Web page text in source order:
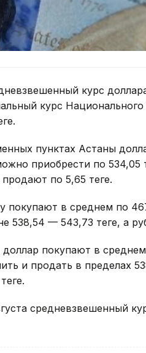
курс доллара
курс Национального
пунктах Астаны
приобрести по 534,05
по 5,65 теңге.
в среднем по
538,54 — 543,73 теңге, а
покупают в среднем
и продать в пределах
средневзвешенный